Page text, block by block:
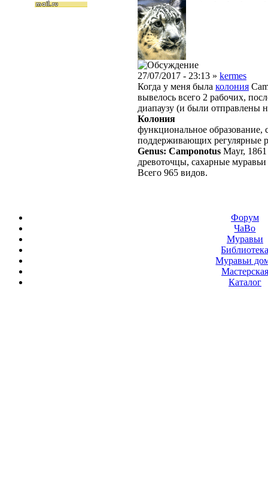
27/07/2017 - 23:13 » kermes
Когда у меня была колония
вывелось всего 2 рабочих,
диапаузу (и были отправлены
Колония
функциональное образование,
поддерживающих регулярные
Genus: Camponotus Mayr, 1861
древоточцы, сахарные муравьи
Всего 965 видов.
Форум
ЧаВо
Муравьи
Муравьи
Мастерская
Каталог